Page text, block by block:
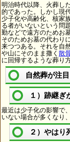
明治時代以降、火葬し
的であった。しかし現
少子化や高齢化、核家
る者がいないという問
勤などで遠方のためお
そのためお墓の代わり
来つつある。それを自
や山にそのまま撒く 散
に回帰するような葬り
自然葬が注
１）跡継ぎ
最近は少子化の影響で
いない場合が多くなり
２）やはり